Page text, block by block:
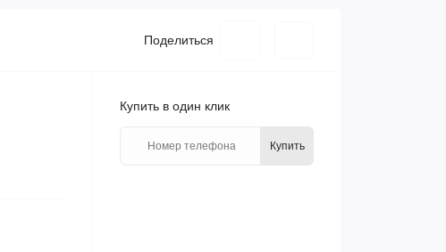
Поделиться
Купить в один клик
Купить